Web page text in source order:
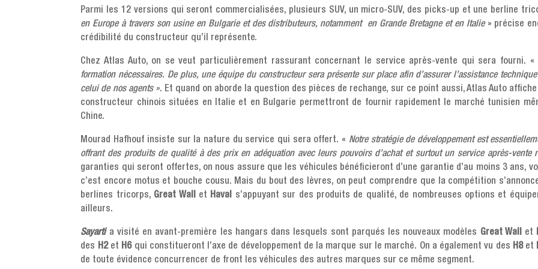
Parmi les 12 versions qui seront commercialisées, plusieurs SUV, un micro-SUV, des picks-up et une berline
en Europe à travers son usine en Bulgarie et des distributeurs, notamment en Grande Bretagne et en Italie » précise
crédibilité du constructeur qu’il représente.
Chez Atlas Auto, on se veut particulièrement rassurant concernant le service après-vente qui sera fourni. «
formation nécessaires. De plus, une équipe du constructeur sera présente sur place afin d’assurer l’assistance
celui de nos agents ». Et quand on aborde la question des pièces de rechange, sur ce point aussi, Atlas Auto
constructeur chinois situées en Italie et en Bulgarie permettront de fournir rapidement le marché tunisien
Chine.
Mourad Hafhouf insiste sur la nature du service qui sera offert. « Notre stratégie de développement est
offrant des produits de qualité à des prix en adéquation avec leurs pouvoirs d’achat et surtout un service après-vente
garanties qui seront offertes, on nous assure que les véhicules bénéficieront d’une garantie d’au moins 3 ans,
c’est encore motus et bouche cousu. Mais du bout des lèvres, on peut comprendre que la compétition
berlines tricorps, Great Wall et Haval
s’appuyant sur des produits de qualité, de nombreuses options et
ailleurs.
Sayartia visité en avant-première les hangars dans lesquels sont parqués les nouveaux modèles Great Wall et
des
H2et H6qui constitueront l’axe de développement de la marque sur le marché. On a également vu des H8et
de toute évidence concurrencer de front les véhicules des autres marques sur ce même segment.